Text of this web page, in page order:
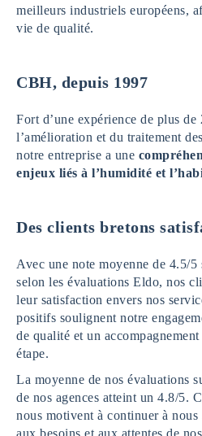
meilleurs industriels européens,
vie de qualité.
CBH, depuis 1997
Fort d’une expérience de plus de
l’amélioration et du traitement
notre entreprise a une
enjeux liés à l’humidité et
Des clients bretons
Avec une note moyenne de 4.5/5
selon les évaluations Eldo, nos
leur satisfaction envers nos
positifs soulignent notre
de qualité et un
étape.
La moyenne de nos évaluations
de nos agences atteint un 4.8/5.
nous motivent à continuer à nous
aux besoins et aux attentes de